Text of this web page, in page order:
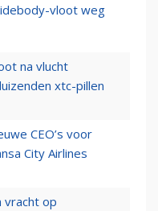
vloot weg
na vlucht
xtc-pillen
CEO’s voor
City Airlines
vracht op